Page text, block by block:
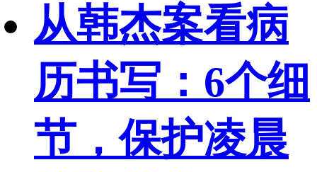
从韩杰案看病
历书写：6个细
节，保护凌晨